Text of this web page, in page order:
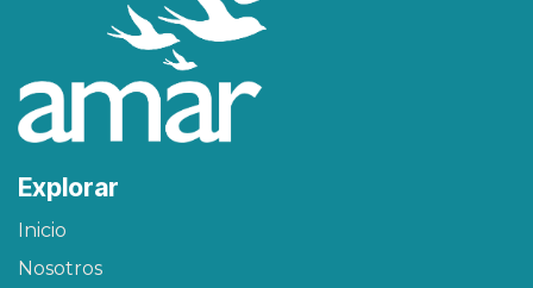
Explorar
Inicio
Nosotros